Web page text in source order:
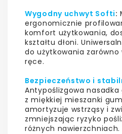
Wygodny uchwyt Softi:
ergonomicznie
komfort użytkowania,
kształtu dłoni.
do użytkowania zarówno
ręce.
Bezpieczeństwo i
Antypoślizgowa
z miękkiej mieszanki
amortyzuje wstrząsy i
zmniejszając ryzyko
różnych nawierzchniach.